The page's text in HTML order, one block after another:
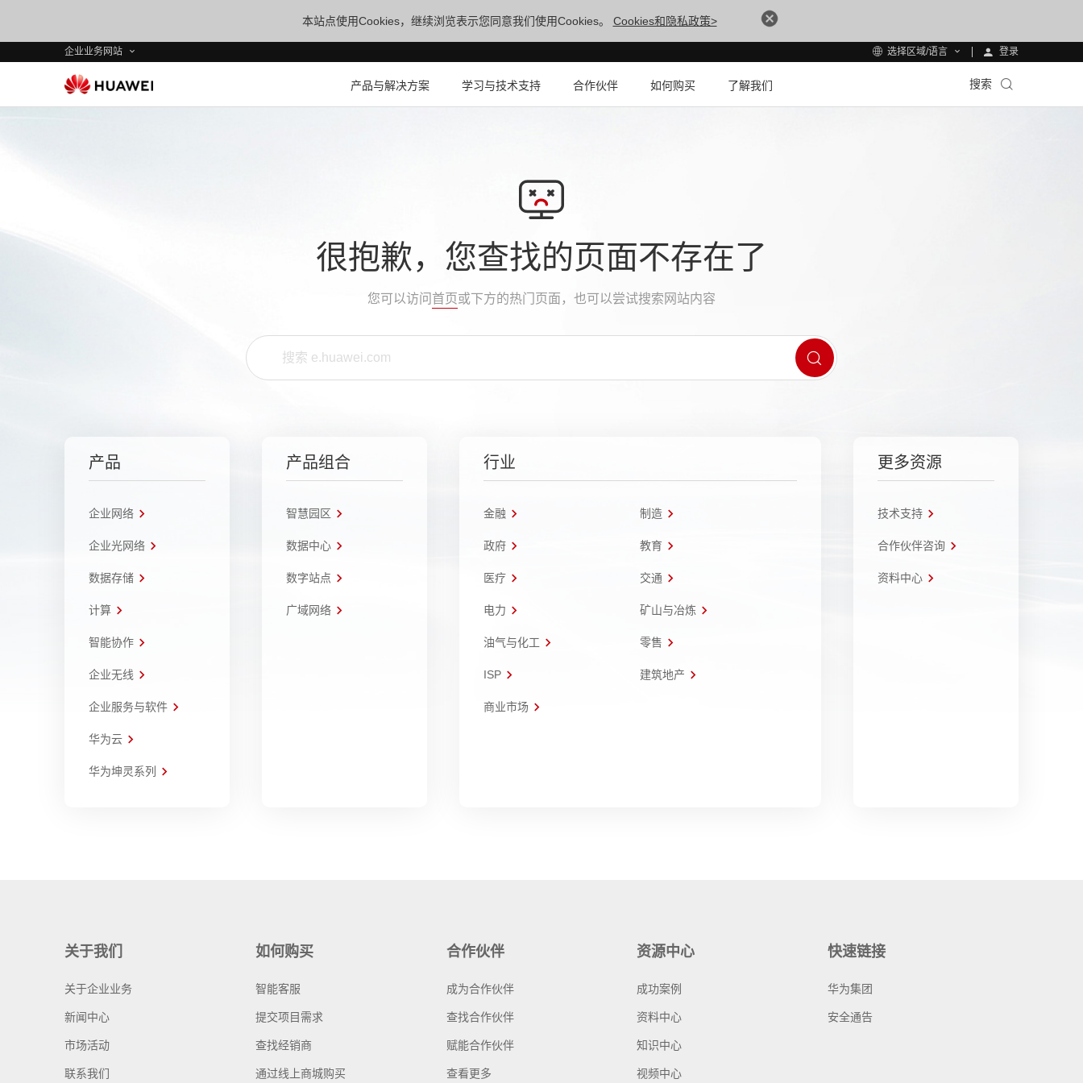
本站点使用Cookies，继续浏览表示您同意我们使用Cookies。 Cookies和隐私政策>
企业业务网站 选择区域/语言 登录
产品与解决方案 学习与技术支持 合作伙伴 如何购买 了解我们 搜索
很抱歉，您查找的页面不存在了
您可以访问 首页或下方的热门页面，也可以尝试搜索网站内容
产品
企业网络
企业光网络
数据存储
计算
智能协作
企业无线
企业服务与软件
华为云
华为坤灵系列
产品组合
智慧园区
数据中心
数字站点
广域网络
行业
金融 制造
政府 教育
医疗 交通
电力 矿山与冶炼
油气与化工 零售
ISP 建筑地产
商业市场
更多资源
技术支持
合作伙伴咨询
资料中心
关于我们
关于企业业务
新闻中心
市场活动
联系我们
如何购买
智能客服
提交项目需求
查找经销商
通过线上商城购买
合作伙伴
成为合作伙伴
查找合作伙伴
赋能合作伙伴
查看更多
资源中心
成功案例
资料中心
知识中心
视频中心
快速链接
华为集团
安全通告